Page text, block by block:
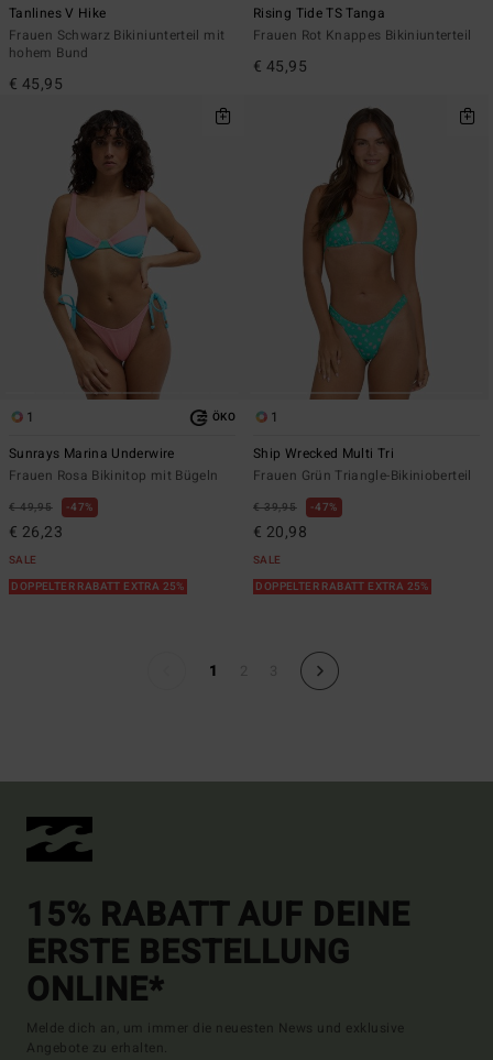
Tanlines V Hike
Frauen Schwarz Bikiniunterteil mit
hohem Bund
€ 45,95
Rising Tide TS Tanga
Frauen Rot Knappes Bikiniunterteil
€ 45,95
1 ÖKO
Sunrays Marina Underwire
Frauen Rosa Bikinitop mit Bügeln
€ 49,95 47%
€ 26,23
SALE
DOPPELTER RABATT EXTRA 25%
1
Ship Wrecked Multi Tri
Frauen Grün Triangle-Bikinioberteil
€ 39,95 47%
€ 20,98
SALE
DOPPELTER RABATT EXTRA 25%
1
15% RABATT AUF DEINE
ERSTE BESTELLUNG
ONLINE*
Melde dich an, um immer die neuesten News und exklusive
Angebote zu erhalten.